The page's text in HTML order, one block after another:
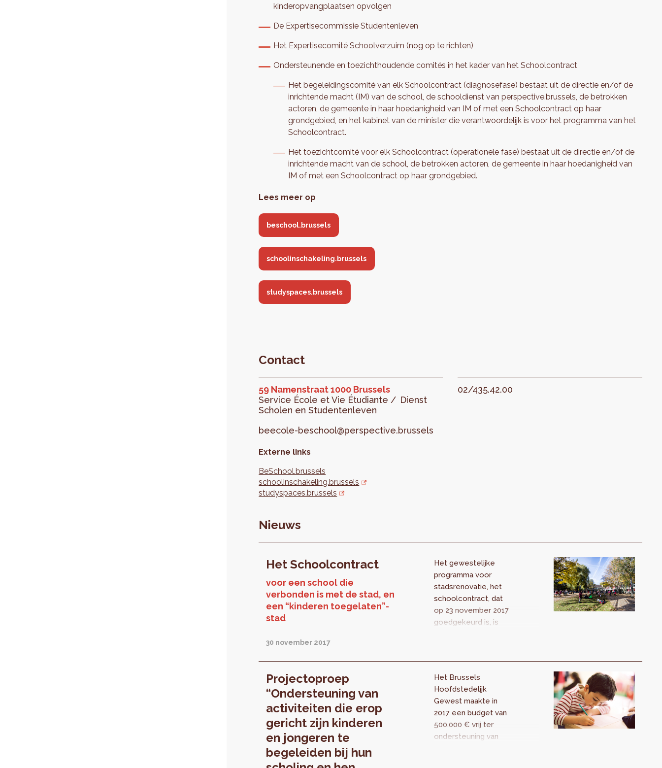
kinderopvangplaatsen opvolgen
De Expertisecommissie Studentenleven
Het Expertisecomité Schoolverzuim (nog op te richten)
Ondersteunende en toezichthoudende comités in het kader van het Schoolcontract
Het begeleidingscomité van elk Schoolcontract (diagnosefase) bestaat uit de directie en/of de
inrichtende macht (IM) van de school, de schooldienst van perspective.brussels, de betrokken
actoren, de gemeente in haar hoedanigheid van IM of met een Schoolcontract op haar
grondgebied, en het kabinet van de minister die verantwoordelijk is voor het programma van het
Schoolcontract.
Het toezichtcomité voor elk Schoolcontract (operationele fase) bestaat uit de directie en/of de
inrichtende macht van de school, de betrokken actoren, de gemeente in haar hoedanigheid van
IM of met een Schoolcontract op haar grondgebied.
Lees meer op
beschool.brussels
schoolinschakeling.brussels
studyspaces.brussels
Contact
59 Namenstraat 1000 Brussels
Service École et Vie Étudiante / Dienst
Scholen en Studentenleven
02/435.42.00
beecole-beschool@perspective.brussels
Externe links
BeSchool.brussels
schoolinschakeling.brussels
studyspaces.brussels
Nieuws
Het Schoolcontract
voor een school die
verbonden is met de stad, en
een “kinderen toegelaten”-
stad
30 november 2017
Het gewestelijke
programma voor
stadsrenovatie, het
schoolcontract, dat
op 23 november 2017
goedgekeurd is, is
te integreren in de
omliggende wijken.
Projectoproep
“Ondersteuning van
activiteiten die erop
gericht zijn kinderen
en jongeren te
begeleiden bij hun
Het Brussels
Hoofdstedelijk
Gewest maakte in
2017 een budget van
500.000 € vrij ter
ondersteuning van